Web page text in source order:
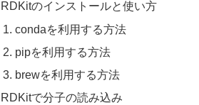
RDKitのインストールと使い方
condaを利用する方法
pipを利用する方法
brewを利用する方法
RDKitで分子の読み込み